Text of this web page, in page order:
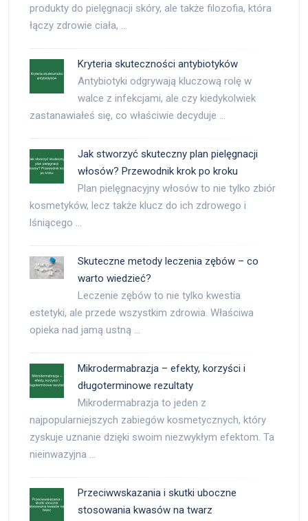
produkty do pielęgnacji skóry, ale także filozofia, która
łączy zdrowie ciała, …
Kryteria skuteczności antybiotyków
Antybiotyki odgrywają kluczową rolę w
walce z infekcjami, ale czy kiedykolwiek
zastanawiałeś się, co właściwie decyduje …
Jak stworzyć skuteczny plan pielęgnacji
włosów? Przewodnik krok po kroku
Plan pielęgnacyjny włosów to nie tylko zbiór
kosmetyków, lecz także klucz do ich zdrowego i
lśniącego …
Skuteczne metody leczenia zębów – co
warto wiedzieć?
Leczenie zębów to nie tylko kwestia
estetyki, ale przede wszystkim zdrowia. Właściwa
opieka nad jamą ustną …
Mikrodermabrazja – efekty, korzyści i
długoterminowe rezultaty
Mikrodermabrazja to jeden z
najpopularniejszych zabiegów kosmetycznych, który
zyskuje uznanie dzięki swoim niezwykłym efektom. Ta
nieinwazyjna …
Przeciwwskazania i skutki uboczne
stosowania kwasów na twarz